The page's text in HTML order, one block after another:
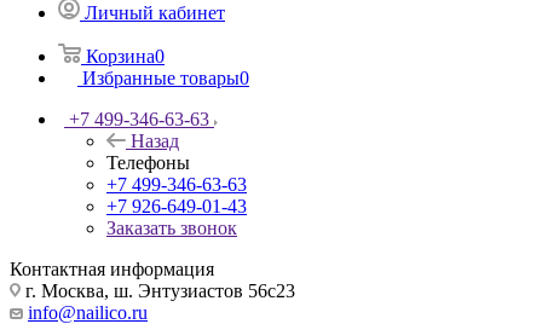
Личный кабинет
Корзина0
Избранные товары0
+7 499-346-63-63
Назад
Телефоны
+7 499-346-63-63
+7 926-649-01-43
Заказать звонок
Контактная информация
г. Москва, ш. Энтузиастов 56с23
info@nailico.ru